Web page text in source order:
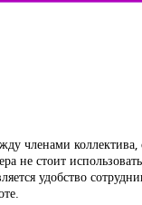
членами коллектива,
не стоит
удобство